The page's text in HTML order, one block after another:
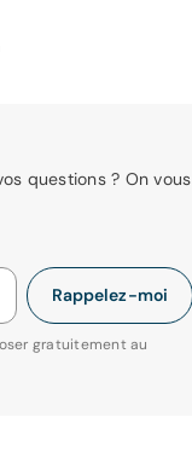
questions ? On vous
Rappelez-moi
gratuitement au